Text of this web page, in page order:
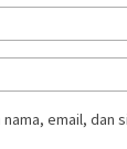
nama, email, dan